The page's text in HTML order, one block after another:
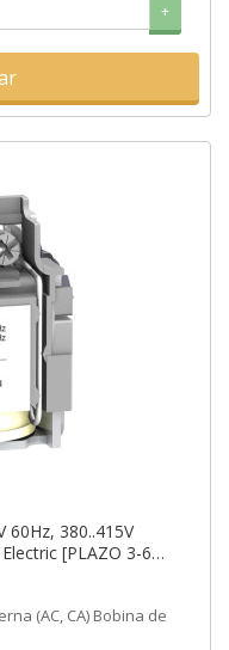
+
60Hz, 380..415V
[PLAZO 3-6